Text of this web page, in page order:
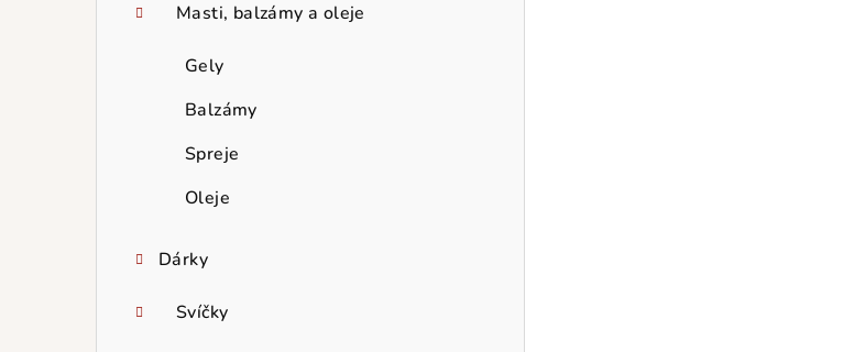
Masti, balzámy a oleje
Gely
Balzámy
Spreje
Oleje
Dárky
Svíčky